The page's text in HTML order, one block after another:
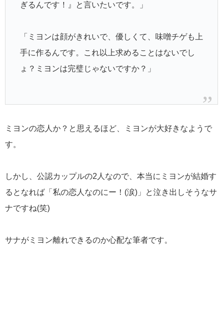
ぎるんです！』と言いたいです。」
「ミヨンは顔がきれいで、優しくて、味噌チゲも上
手に作るんです。これ以上求めることはないでし
ょ？ミヨンは完璧じゃないですか？」
ミヨンの恋人か？と思えるほど、ミヨンが大好きなようで
す。
しかし、公認カップルの2人なので、本当にミヨンが結婚す
るとなれば「私の恋人なのにー！(涙)」と泣き出しそうなサ
ナですね(笑)
サナがミヨン離れできるのか心配な筆者です。